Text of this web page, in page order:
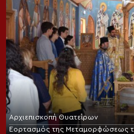
Αρχιεπισκοπή Θυατείρων
Εορτασμός της Μεταμορφώσεως